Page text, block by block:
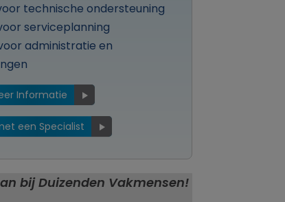
technische ondersteuning
serviceplanning
administratie en
Informatie
een Specialist
bij Duizenden Vakmensen!